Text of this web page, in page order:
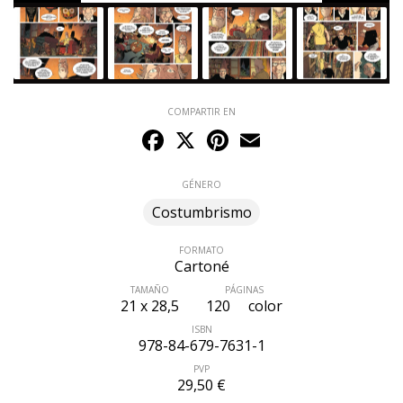
COMPARTIR EN
Facebook
X Pinterest
GÉNERO
Costumbrismo
FORMATO
Cartoné
TAMAÑO
21 x 28,5
PÁGINAS
120 color
ISBN
978-84-679-7631-1
PVP
29,50 €